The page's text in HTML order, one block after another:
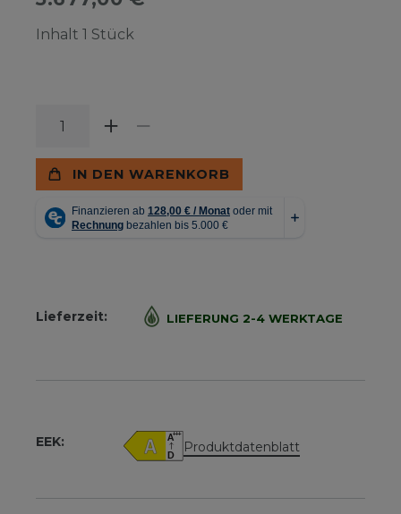
Inhalt 1 Stück
IN DEN WARENKORB
Lieferzeit: LIEFERUNG 2-4 WERKTAGE
EEK: Produktdatenblatt